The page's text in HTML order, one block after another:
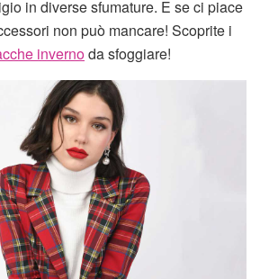
in diverse sfumature. E se ci piace
non può mancare! Scoprite i
invernoda sfoggiare!